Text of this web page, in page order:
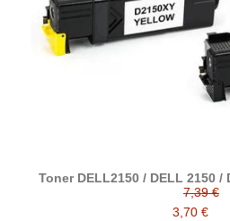
Toner DELL2150 / DELL 2150 /
compatible con 593-11040 / 593-
11037
7,39 €
3,70 €